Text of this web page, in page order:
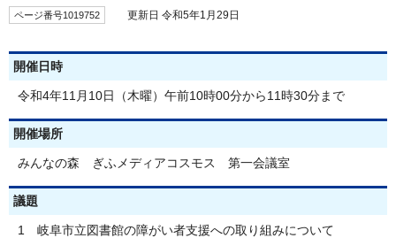
ページ番号1019752 更新日 令和5年1月29日
開催日時
令和4年11月10日（木曜）午前10時00分から11時30分まで
開催場所
みんなの森 ぎふメディアコスモス 第一会議室
議題
1 岐阜市立図書館の障がい者支援への取り組みについて